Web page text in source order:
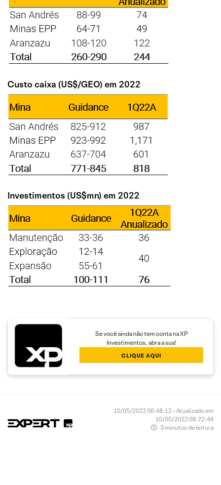
Custo caixa (US$/GEO) em 2022
Investimentos (US$mn) em 2022
Se você ainda não tem conta na XP
Investimentos, abra a sua!
CLIQUE AQUI
10/05/2022 06:48:12 • Atualizado em
10/05/2022 08:22:44
3 minutos de leitura